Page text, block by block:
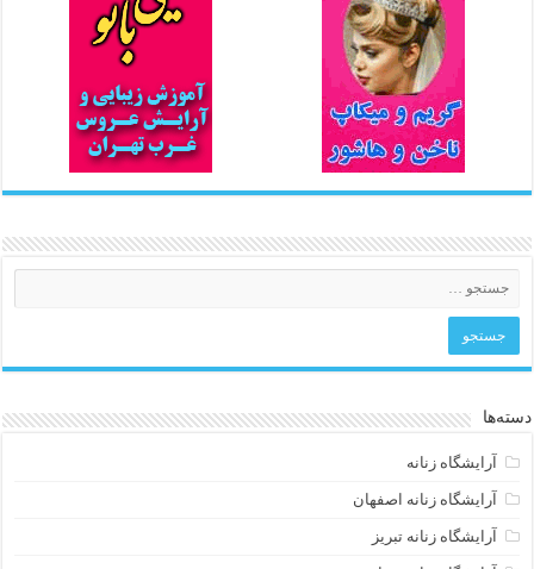
دسته‌ها
آرایشگاه زنانه
آرایشگاه زنانه اصفهان
آرایشگاه زنانه تبریز